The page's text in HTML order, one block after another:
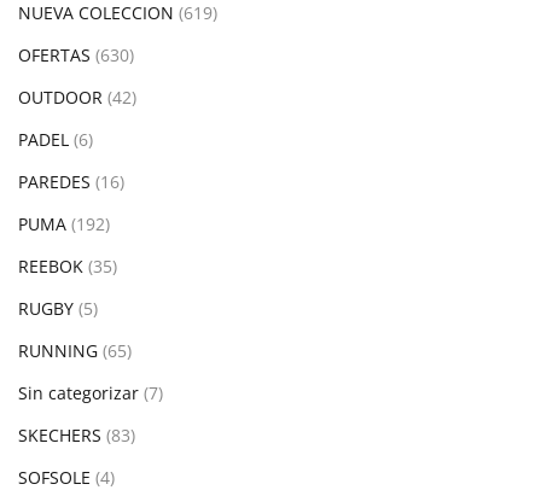
NUEVA COLECCION (619)
OFERTAS (630)
OUTDOOR (42)
PADEL (6)
PAREDES (16)
PUMA (192)
REEBOK (35)
RUGBY (5)
RUNNING (65)
Sin categorizar (7)
SKECHERS (83)
SOFSOLE (4)